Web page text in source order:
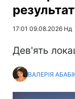
17:01 09.08.2026 Нд
Дев'ять
ВАЛЕРІЯ